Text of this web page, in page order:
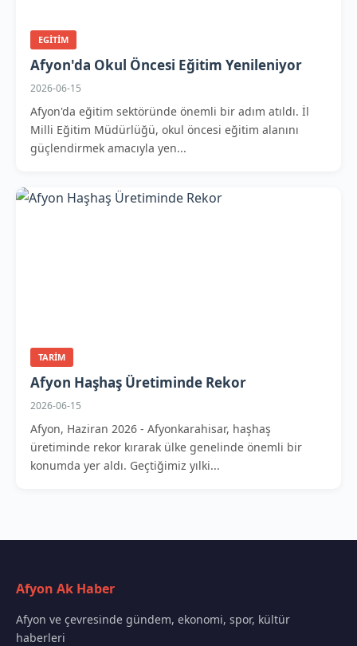
EGITIM
Afyon'da Okul Öncesi Eğitim Yenileniyor
2026-06-15
Afyon'da eğitim sektöründe önemli bir adım atıldı. İl
Milli Eğitim Müdürlüğü, okul öncesi eğitim alanını
güçlendirmek amacıyla yen...
TARIM
Afyon Haşhaş Üretiminde Rekor
2026-06-15
Afyon, Haziran 2026 - Afyonkarahisar, haşhaş
üretiminde rekor kırarak ülke genelinde önemli bir
konumda yer aldı. Geçtiğimiz yılki...
Afyon Ak Haber
Afyon ve çevresinde gündem, ekonomi, spor, kültür
haberleri